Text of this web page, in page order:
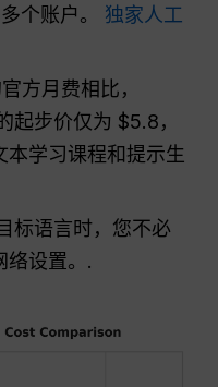
个账户。 独家人工
方月费相比，
起步价仅为 $5.8，
本学习课程和提示生
标语言时，您不必
络设置。.